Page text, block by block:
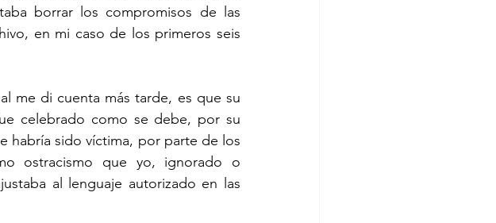
borrar los compromisos de las
en mi caso de los primeros seis
me di cuenta más tarde, es que su
celebrado como se debe, por su
habría sido víctima, por parte de los
ostracismo que yo, ignorado o
al lenguaje autorizado en las